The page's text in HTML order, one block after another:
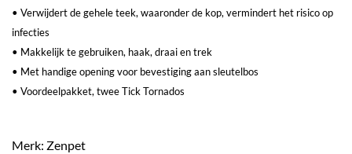
• Verwijdert de gehele teek, waaronder de kop, vermindert het risico op
infecties
• Makkelijk te gebruiken, haak, draai en trek
• Met handige opening voor bevestiging aan sleutelbos
• Voordeelpakket, twee Tick Tornados
Merk: Zenpet